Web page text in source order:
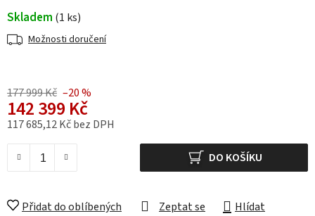
Skladem (1 ks)
Možnosti doručení
177 999 Kč –20 %
142 399 Kč
117 685,12 Kč bez DPH
DO KOŠÍKU
Zeptat se Hlídat
Přidat do oblíbených